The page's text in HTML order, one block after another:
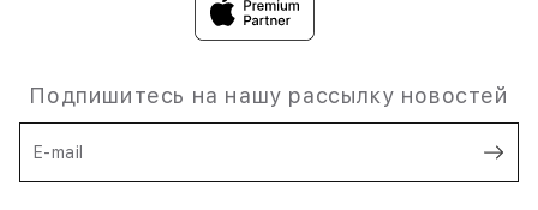
Подпишитесь на нашу рассылку новостей
E-mail